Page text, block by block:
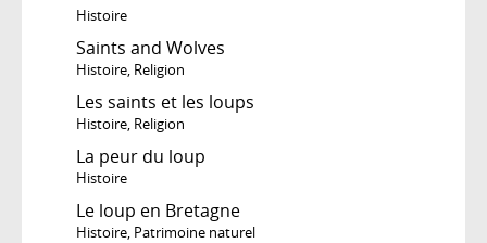
Histoire
Saints and Wolves
Histoire, Religion
Les saints et les loups
Histoire, Religion
La peur du loup
Histoire
Le loup en Bretagne
Histoire, Patrimoine naturel